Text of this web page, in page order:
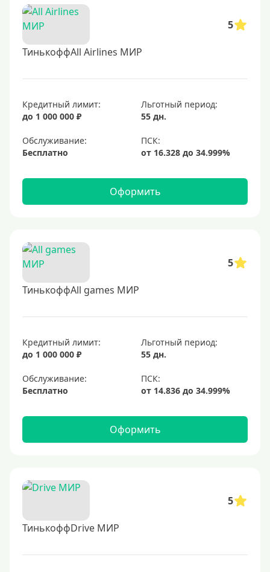
5
ТинькоффAll Airlines МИР
Кредитный лимит:
до 1 000 000 ₽
Льготный период:
55 дн.
Обслуживание:
Бесплатно
Оформить
5
ТинькоффAll games МИР
Кредитный лимит:
до 1 000 000 ₽
Льготный период:
55 дн.
Обслуживание:
Бесплатно
Оформить
5
ТинькоффDrive МИР